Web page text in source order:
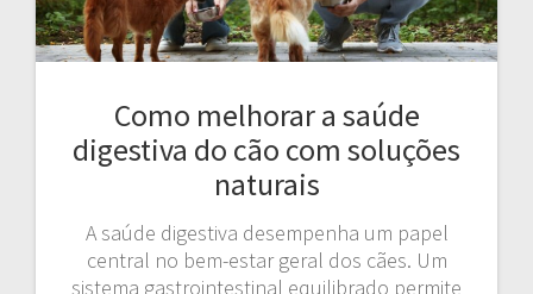
Como melhorar a saúde
digestiva do cão com soluções
naturais
A saúde digestiva desempenha um papel
central no bem-estar geral dos cães. Um
sistema gastrointestinal equilibrado permite